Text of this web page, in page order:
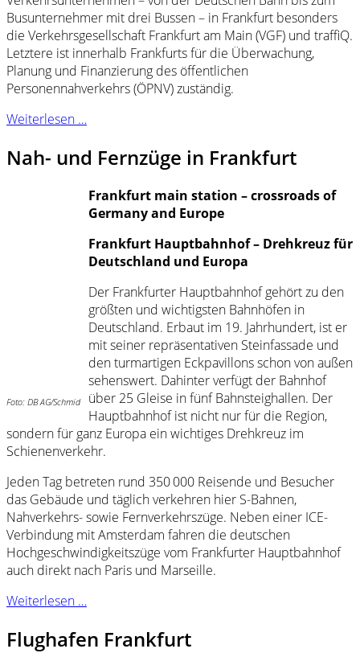
Busunternehmer mit drei Bussen – in Frankfurt besonders
die Verkehrsgesellschaft Frankfurt am Main (VGF) und traffiQ.
Letztere ist innerhalb Frankfurts für die Überwachung,
Planung und Finanzierung des öffentlichen
Personennahverkehrs (ÖPNV) zuständig.
Weiterlesen …
Nah- und Fernzüge in Frankfurt
Foto: DB AG/Schmid
Frankfurt main station – crossroads of
Germany and Europe
Frankfurt Hauptbahnhof – Drehkreuz für
Deutschland und Europa
Der Frankfurter Hauptbahnhof gehört zu den
größten und wichtigsten Bahnhöfen in
Deutschland. Erbaut im 19. Jahrhundert, ist er
mit seiner repräsentativen Steinfassade und
den turm­artigen Eckpavillons schon von außen
sehenswert. Dahinter verfügt der Bahnhof
über 25 Gleise in fünf Bahnsteighallen. Der
Hauptbahnhof ist nicht nur für die Region,
sondern für ganz Europa ein wichtiges Drehkreuz im
Schienenverkehr.
Jeden Tag betreten rund 350 000 Reisende und Besucher
das Gebäude und täglich verkehren hier S-Bahnen,
Nahverkehrs- sowie Fernverkehrszüge. Neben einer ICE-
Verbindung mit Amsterdam fahren die deutschen
Hochgeschwindigkeitszüge vom Frankfurter Hauptbahnhof
auch direkt nach Paris und Marseille.
Weiterlesen …
Flughafen Frankfurt